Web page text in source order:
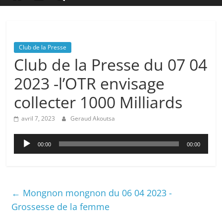
Club de la Presse
Club de la Presse du 07 04
2023 -l’OTR envisage
collecter 1000 Milliards
avril 7, 2023 Geraud Akoutsa
Lecteur
audio
00:00 00:00
← Mongnon mongnon du 06 04 2023 -
Grossesse de la femme